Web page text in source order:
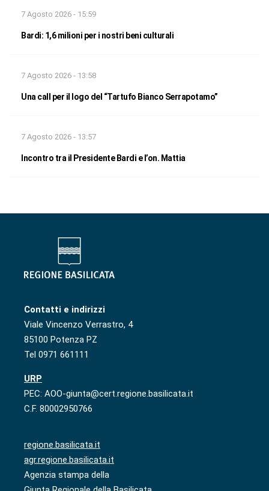
7 Agosto 2026 - 15:59
Bardi: 1,6 milioni per i nostri beni culturali
7 Agosto 2026 - 13:58
Una call per il logo del “Tartufo Bianco Serrapotamo”
7 Agosto 2026 - 13:57
Incontro tra il Presidente Bardi e l’on. Mattia
Contatti e indirizzi
Viale Vincenzo Verrastro, 4
85100 Potenza PZ
Tel 0971 661111
URP
PEC: AOO-giunta@cert.regione.basilicata.it
C.F. 80002950766
regione.basilicata.it
agr.regione.basilicata.it
Agenzia stampa della